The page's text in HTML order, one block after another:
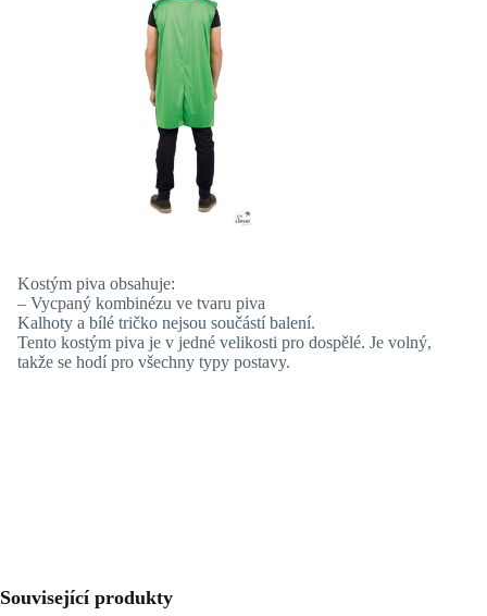
Kostým piva obsahuje:
– Vycpaný kombinézu ve tvaru piva
Kalhoty a bílé tričko nejsou součástí balení.
Tento kostým piva je v jedné velikosti pro dospělé. Je volný,
takže se hodí pro všechny typy postavy.
Související produkty